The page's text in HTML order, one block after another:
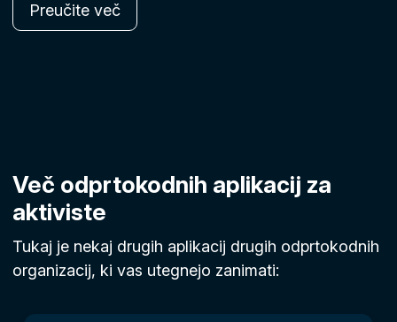
Preučite več
Več odprtokodnih aplikacij za
aktiviste
Tukaj je nekaj drugih aplikacij drugih odprtokodnih
organizacij, ki vas utegnejo zanimati: